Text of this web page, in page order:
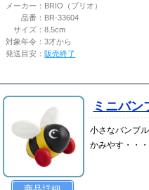
メーカー： BRIO（ブリオ）
品番： BR-33604
サイズ：8.5cm
対象年令：3才から
発送目安：販売終了
ミニバン
小さなバンブ
かみやす・・・